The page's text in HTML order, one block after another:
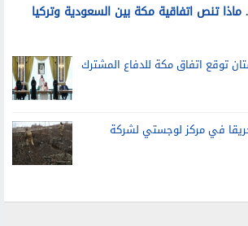
ماذا تنص اتفاقية مكة بين السعودية وتركيا
توقع اتفاق مكة للدفاع المشترك
في مركز لوجستي لشركة